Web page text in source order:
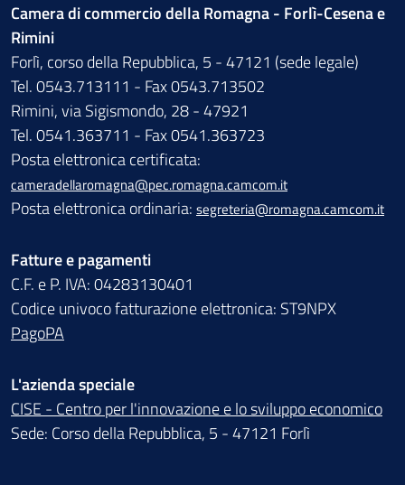
Camera di commercio della Romagna - Forlì-Cesena e
Rimini
Forlì, corso della Repubblica, 5 - 47121 (sede legale)
Tel. 0543.713111 - Fax 0543.713502
Rimini, via Sigismondo, 28 - 47921
Tel. 0541.363711 - Fax 0541.363723
Posta elettronica certificata:
cameradellaromagna@pec.romagna.camcom.it
Posta elettronica ordinaria: segreteria@romagna.camcom.it
Fatture e pagamenti
C.F. e P. IVA: 04283130401
Codice univoco fatturazione elettronica: ST9NPX
PagoPA
L'azienda speciale
CISE - Centro per l'innovazione e lo sviluppo economico
Sede: Corso della Repubblica, 5 - 47121 Forlì